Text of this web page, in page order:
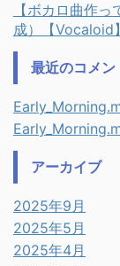
【ボカロ曲作
成）【Vocaloid】
最近のコメン
アーカイブ
2025年9月
2025年5月
2025年4月